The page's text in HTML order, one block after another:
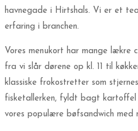
havnegade i Hirtshals. Vi er et
erfaring i branchen.
Vores menukort har mange lækre
fra vi slår dørene op kl. 11 til
klassiske frokostretter som
fisketallerken, fyldt bagt kartoffel
vores populære bøfsandwich med